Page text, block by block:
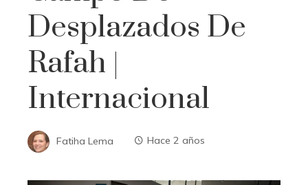
Desplazados De
Rafah |
Internacional
Fatiha Lema Hace 2 años